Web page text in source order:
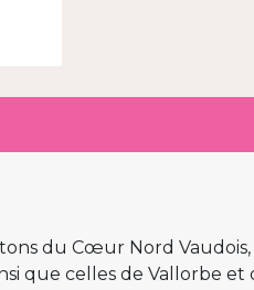
du Cœur Nord
que celles de Vallorbe et